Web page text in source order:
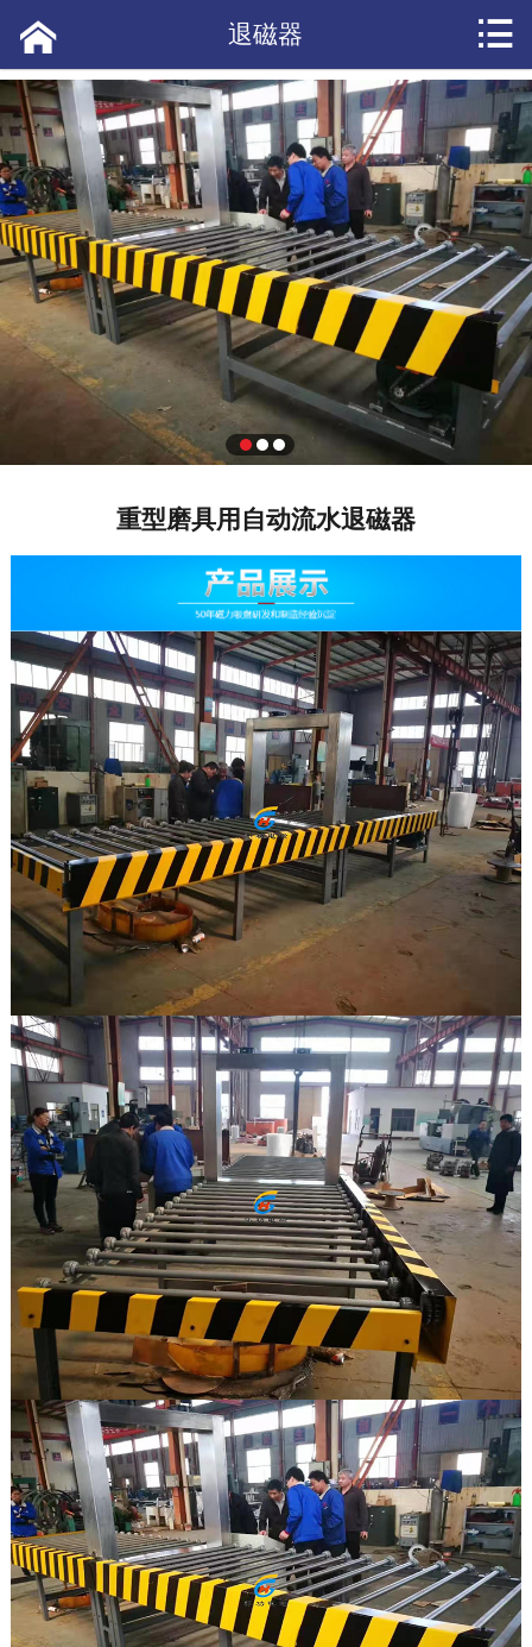
产品展示
应用案例
短视频
公司新闻
产品资讯
常见问答
热点头条
客户评价
工厂环境
荣誉资质
定制服务
维修检测
技术原理
联系我们
退磁器 

重型磨具用自动流水退磁器